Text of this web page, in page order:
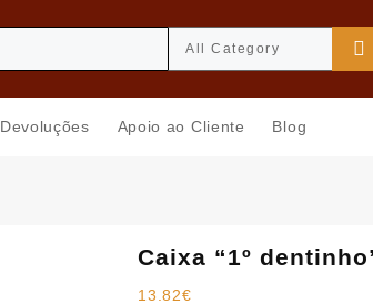
Devoluções Apoio ao Cliente Blog
Caixa “1º
13.82€